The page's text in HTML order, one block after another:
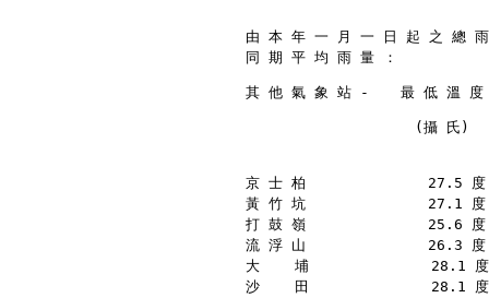
由 本 年 一 月 一 日 起 之 總
同 期 平 均 雨 量 ：
其 他 氣 象 站 - 　 最 低 溫
(攝 氏)　　 　
京 士 柏              27.5
黃 竹 坑              27.1
打 鼓 嶺              25.6
流 浮 山              26.3
大    埔              28.1
沙    田              28.1